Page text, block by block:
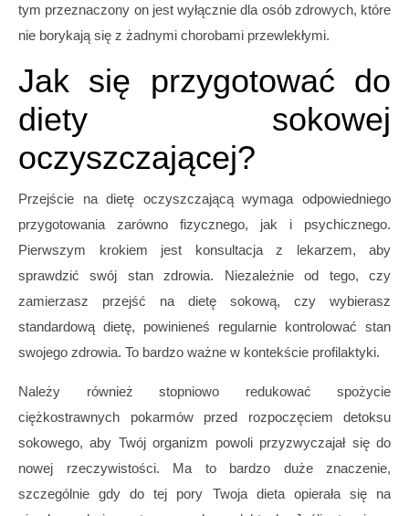
tym przeznaczony on jest wyłącznie dla osób zdrowych, które
nie borykają się z żadnymi chorobami przewlekłymi.
Jak się przygotować do
diety sokowej
oczyszczającej?
Przejście na dietę oczyszczającą wymaga odpowiedniego
przygotowania zarówno fizycznego, jak i psychicznego.
Pierwszym krokiem jest konsultacja z lekarzem, aby
sprawdzić swój stan zdrowia. Niezależnie od tego, czy
zamierzasz przejść na dietę sokową, czy wybierasz
standardową dietę, powinieneś regularnie kontrolować stan
swojego zdrowia. To bardzo ważne w kontekście profilaktyki.
Należy również stopniowo redukować spożycie
ciężkostrawnych pokarmów przed rozpoczęciem detoksu
sokowego, aby Twój organizm powoli przyzwyczajał się do
nowej rzeczywistości. Ma to bardzo duże znaczenie,
szczególnie gdy do tej pory Twoja dieta opierała się na